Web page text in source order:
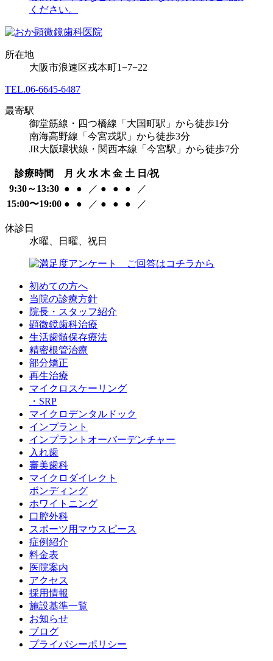
所在地
大阪市浪速区戎本町1−7−22
TEL.06-6645-6487
最寄駅
御堂筋線・四つ橋線「大国町駅」から徒歩1分
南海高野線「今宮戎駅」から徒歩3分
JR大阪環状線・関西本線「今宮駅」から徒歩7分
診療時間 月 火 水 木 金 土 日/祝
9:30～13:30 ● ● ／ ● ● ●
／
15:00〜19:00 ● ● ／ ● ● ● ／
休診日
水曜、日曜、祝日
初めての方へ
当院の診療方針
院長・スタッフ紹介
顕微鏡歯科治療
生活歯髄保存療法
精密根管治療
部分矯正
再生治療
マイクロスケーリング
・SRP
マイクロデンタルドック
インプラント
インプラントオーバーデンチャー
入れ歯
審美歯科
マイクロダイレクト
ボンディング
ホワイトニング
口腔外科
スポーツ用マウスピース
症例紹介
料金表
医院案内
アクセス
採用情報
施設基準一覧
お知らせ
ブログ
プライバシーポリシー